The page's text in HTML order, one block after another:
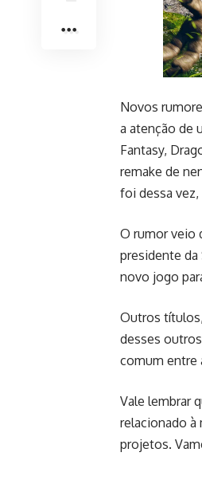
Novos
a atenção de
Fantasy,
remake de
foi dessa vez,
O rumor veio
presidente da
novo jogo
Outros
desses
comum entre
Vale lembrar
relacionado à
projetos.